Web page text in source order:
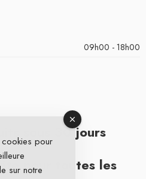
09h00 - 18h00
sous 30 jours
pour toutes les
pour
sur notre